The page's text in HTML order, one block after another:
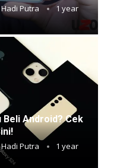
Putra
1 year
Beli Android? Cek
Putra
1 year